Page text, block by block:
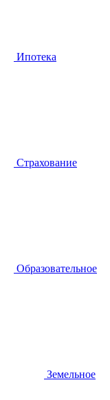
Ипотека
Страхование
Образовательное
Земельное